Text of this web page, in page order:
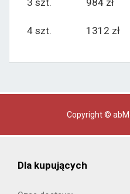
3 szt.
984 zł
4 szt.
1312 zł
Copyright ©
Dla kupujących